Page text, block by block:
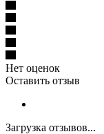
Нет оценок
Оставить отзыв
Загрузка отзывов...